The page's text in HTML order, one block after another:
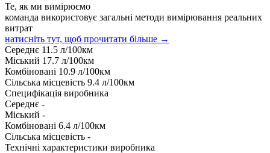
Те, як ми вимірюємо
команда використовує загальні методи вимірювання реальних
витрат
натисніть тут, щоб прочитати більше →
Середнє 11.5 л/100км
Міський 17.7 л/100км
Комбіновані 10.9 л/100км
Сільська місцевість 9.4 л/100км
Специфікація виробника
Середнє -
Міський -
Комбіновані 6.4 л/100км
Сільська місцевість -
Технічні характеристики виробника